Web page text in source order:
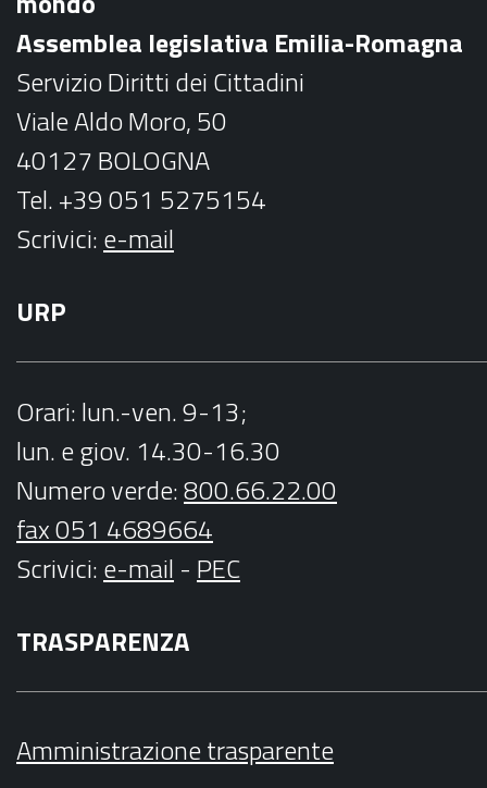
k
a
m
Assemblea legislativa Emilia-Romagna
Servizio Diritti dei Cittadini
Viale Aldo Moro, 50
40127 BOLOGNA
Tel. +39 051 5275154
Scrivici:e-mail
URP
Orari: lun.-ven. 9-13;
lun. e giov. 14.30-16.30
Numero verde:800.66.22.00
fax 051 4689664
Scrivici:e-mail - PEC
TRASPARENZA
Amministrazione trasparente